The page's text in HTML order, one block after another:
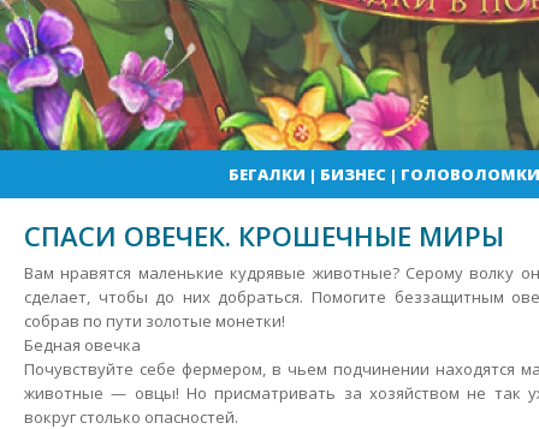
БЕГАЛКИ | БИЗНЕС| ГОЛОВОЛОМКИ
СПАСИ ОВЕЧЕК. КРОШЕЧНЫЕ МИРЫ
Вам нравятся маленькие кудрявые животные? Серому волку
сделает, чтобы до них добраться. Помогите беззащитным
собрав по пути золотые монетки!
Бедная овечка
Почувствуйте себе фермером, в чьем подчинении находятся
животные — овцы! Но присматривать за хозяйством не так
вокруг столько опасностей.